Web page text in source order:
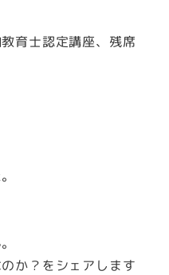
育士認定講座、残席
か？をシェアします